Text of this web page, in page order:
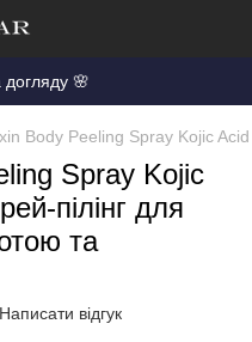
догляду 🌸
Body Peeling Spray Kojic
Spray Kojic
пілінг для
та
Написати відгук